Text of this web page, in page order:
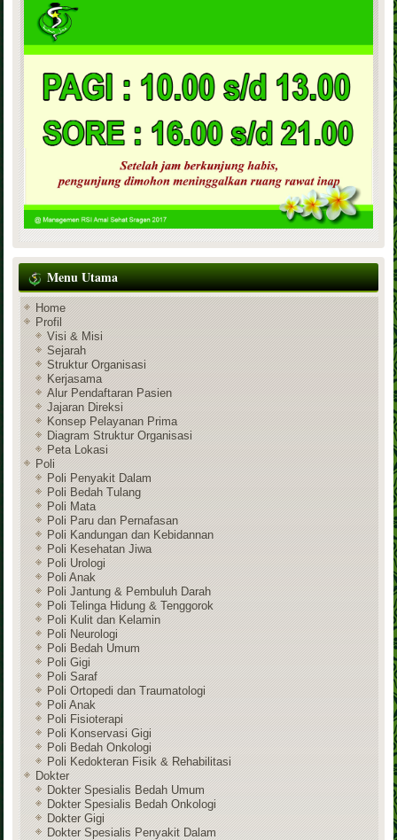
Menu Utama
Home
Profil
Visi & Misi
Sejarah
Struktur Organisasi
Kerjasama
Alur Pendaftaran Pasien
Jajaran Direksi
Konsep Pelayanan Prima
Diagram Struktur Organisasi
Peta Lokasi
Poli
Poli Penyakit Dalam
Poli Bedah Tulang
Poli Mata
Poli Paru dan Pernafasan
Poli Kandungan dan Kebidannan
Poli Kesehatan Jiwa
Poli Urologi
Poli Anak
Poli Jantung & Pembuluh Darah
Poli Telinga Hidung & Tenggorok
Poli Kulit dan Kelamin
Poli Neurologi
Poli Bedah Umum
Poli Gigi
Poli Saraf
Poli Ortopedi dan Traumatologi
Poli Anak
Poli Fisioterapi
Poli Konservasi Gigi
Poli Bedah Onkologi
Poli Kedokteran Fisik & Rehabilitasi
Dokter
Dokter Spesialis Bedah Umum
Dokter Spesialis Bedah Onkologi
Dokter Gigi
Dokter Spesialis Penyakit Dalam